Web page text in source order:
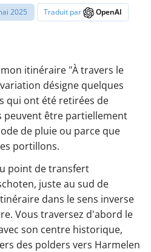
2025 Traduit par OpenAI
itinéraire "À travers le
désigne quelques
qui ont été retirées de
peuvent être partiellement
de pluie ou parce que
portillons.
point de transfert
juste au sud de
dans le sens inverse
Vous traversez d'abord le
son centre historique,
des polders vers Harmelen